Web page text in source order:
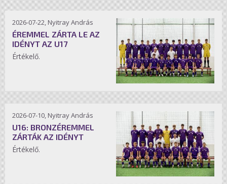
2026-07-22, Nyitray András
ÉREMMEL ZÁRTA LE AZ
IDÉNYT AZ U17
Értékelő.
2026-07-10, Nyitray András
U16: BRONZÉREMMEL
ZÁRTÁK AZ IDÉNYT
Értékelő.